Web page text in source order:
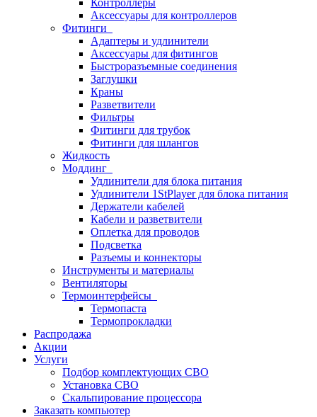
Контроллеры
Аксессуары для контроллеров
Фитинги
Адаптеры и удлинители
Аксессуары для фитингов
Быстроразъемные соединения
Заглушки
Краны
Разветвители
Фильтры
Фитинги для трубок
Фитинги для шлангов
Жидкость
Моддинг
Удлинители для блока питания
Удлинители 1StPlayer для блока питания
Держатели кабелей
Кабели и разветвители
Оплетка для проводов
Подсветка
Разъемы и коннекторы
Инструменты и материалы
Вентиляторы
Термоинтерфейсы
Термопаста
Термопрокладки
Распродажа
Акции
Услуги
Подбор комплектующих СВО
Установка СВО
Скальпирование процессора
Заказать компьютер